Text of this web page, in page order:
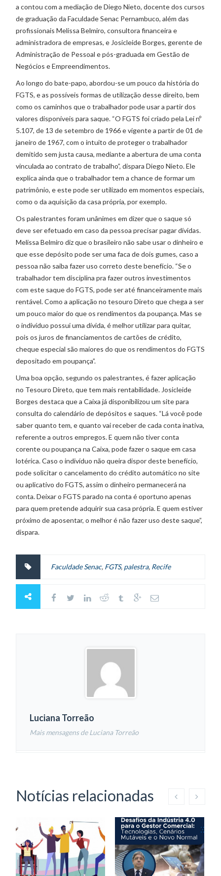
a contou com a mediação de Diego Nieto, docente dos cursos
de graduação da Faculdade Senac Pernambuco, além das
profissionais Melissa Belmiro, consultora financeira e
administradora de empresas, e Josicleide Borges, gerente de
Administração de Pessoal e pós-graduada em Gestão de
Negócios e Empreendimentos.
Ao longo do bate-papo, abordou-se um pouco da história do
FGTS, e as possíveis formas de utilização desse direito, bem
como os caminhos que o trabalhador pode usar a partir dos
valores disponíveis para saque. “O FGTS foi criado pela Lei nº
5.107, de 13 de setembro de 1966 e vigente a partir de 01 de
janeiro de 1967, com o intuito de proteger o trabalhador
demitido sem justa causa, mediante a abertura de uma conta
vinculada ao contrato de trabalho”, dispara Diego Nieto. Ele
explica ainda que o trabalhador tem a chance de formar um
patrimônio, e este pode ser utilizado em momentos especiais,
como o da aquisição da casa própria, por exemplo.
Os palestrantes foram unânimes em dizer que o saque só
deve ser efetuado em caso da pessoa precisar pagar dívidas.
Melissa Belmiro diz que o brasileiro não sabe usar o dinheiro e
que esse depósito pode ser uma faca de dois gumes, caso a
pessoa não saiba fazer uso correto deste benefício. “Se o
trabalhador tem disciplina pra fazer outros investimentos
com este saque do FGTS, pode ser até financeiramente mais
rentável. Como a aplicação no tesouro Direto que chega a ser
um pouco maior do que os rendimentos da poupança. Mas se
o indivíduo possui uma dívida, é melhor utilizar para quitar,
pois os juros de financiamentos de cartões de crédito,
cheque especial são maiores do que os rendimentos do FGTS
depositado em poupança”.
Uma boa opção, segundo os palestrantes, é fazer aplicação
no Tesouro Direto, que tem mais rentabilidade. Josicleide
Borges destaca que a Caixa já disponibilizou um site para
consulta do calendário de depósitos e saques. “Lá você pode
saber quanto tem, e quanto vai receber de cada conta inativa,
referente a outros empregos. E quem não tiver conta
corente ou poupança na Caixa, pode fazer o saque em casa
lotérica. Caso o indivíduo não queira dispor deste benefício,
pode solicitar o cancelamento do crédito automático no site
ou aplicativo do FGTS, assim o dinheiro permanecerá na
conta. Deixar o FGTS parado na conta é oportuno apenas
para quem pretende adquirir sua casa própria. E quem estiver
próximo de aposentar, o melhor é não fazer uso deste saque”,
dispara.
Faculdade Senac, FGTS, palestra, Recife
Luciana Torreão
Mais mensagens de Luciana Torreão
Notícias relacionadas